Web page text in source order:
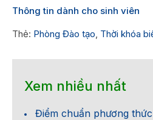
Thông tin dành cho sinh viên
Thẻ: Phòng Đào tạo, Thời khóa
Xem nhiều nhất
Điểm chuẩn phương